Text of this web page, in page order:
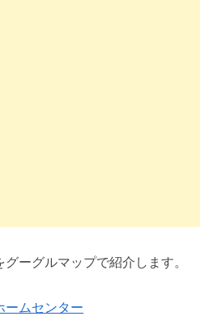
ーグルマップで紹介します。
ームセンター